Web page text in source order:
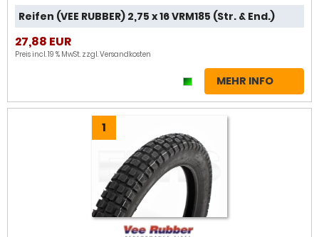
Reifen (VEE RUBBER) 2,75 x 16 VRM185 (Str. & End.)
27,88 EUR
Preis incl. 19 % MwSt. zzgl.Versandkosten
MEHR INFO
1